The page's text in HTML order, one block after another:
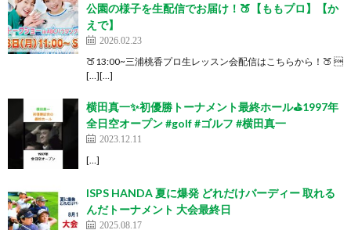
公園の様子を生配信でお届け！🍑【ももプロ】【か
えで】
2026.02.23
🍑13:00~三浦桃香プロ生レッスン会配信はこちらから！🍑 
[…][…]
横田真一✨初優勝トーナメント最終ホール⛳️1997年
全日空オープン #golf #ゴルフ #横田真一
2023.12.11
[…]
ISPS HANDA 夏に爆発 どれだけバーディー 取れる
んだトーナメント 大会最終日
2025.08.17